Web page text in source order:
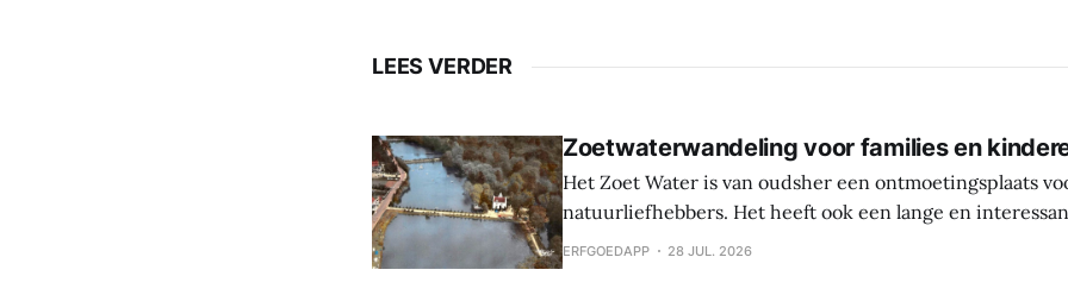
LEES VERDER
Zoetwaterwandeling voor families en
Het Zoet Water is van oudsher een ontmoetingsplaats
natuurliefhebbers. Het heeft ook een lange en
Hier werden sporen gevonden van bewoning en
ERFGOEDAPP 28 JUL. 2026